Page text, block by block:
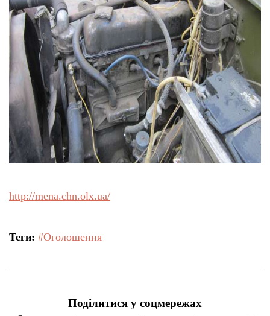
http://mena.chn.olx.ua/
Теги: #Оголошення
Поділитися у соцмережах